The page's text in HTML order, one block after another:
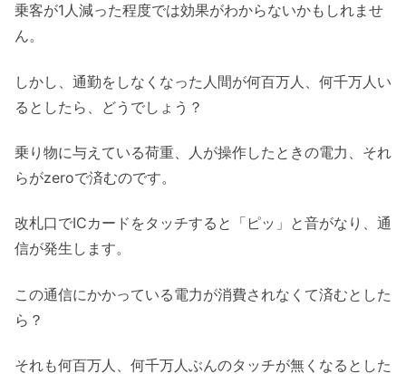
乗客が1人減った程度では効果がわからないかもしれませ
ん。
しかし、通勤をしなくなった人間が何百万人、何千万人い
るとしたら、どうでしょう？
乗り物に与えている荷重、人が操作したときの電力、それ
らがzeroで済むのです。
改札口でICカードをタッチすると「ピッ」と音がなり、通
信が発生します。
この通信にかかっている電力が消費されなくて済むとした
ら？
それも何百万人、何千万人ぶんのタッチが無くなるとした